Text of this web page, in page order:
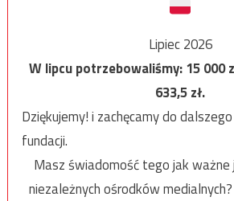
Lipiec 2026
W lipcu potrzebowaliśmy:15 000
633,5zł.
Dziękujemy! i zachęcamy do
fundacji.
Masz świadomość tego jak
niezależnych ośrodków